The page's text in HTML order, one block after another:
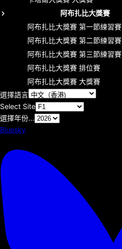
阿布扎比大獎賽
阿布扎比大獎賽 第一節練習賽
阿布扎比大獎賽 第二節練習賽
阿布扎比大獎賽 第三節練習賽
阿布扎比大獎賽 排位賽
阿布扎比大獎賽 大獎賽
選擇語言
Select Site
選擇年份...
Bluesky